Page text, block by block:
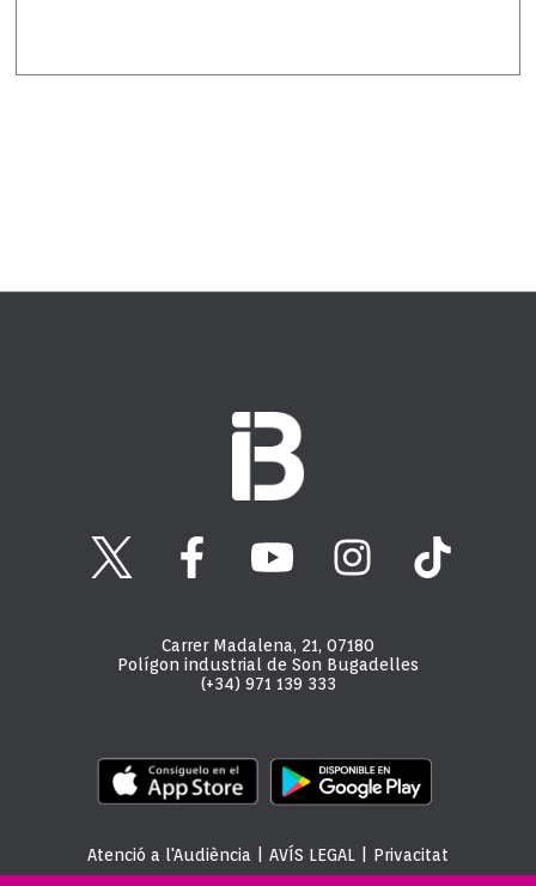
Carrer Madalena, 21, 07180
Polígon industrial de Son Bugadelles
(+34) 971 139 333
Atenció a l'Audiència AVÍS LEGAL Privacitat